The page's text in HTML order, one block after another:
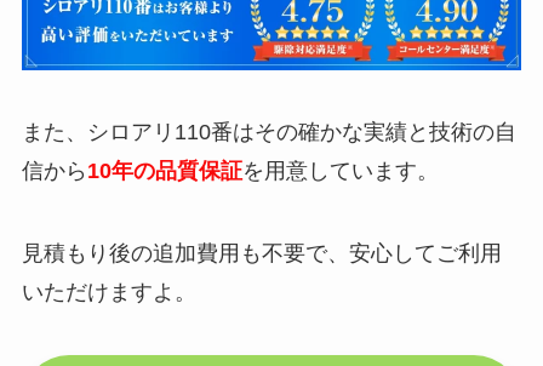
また、シロアリ110番はその確かな実績と技術の自
信から 10年の品質保証を用意しています。
見積もり後の追加費用も不要で、安心してご利用
いただけますよ。